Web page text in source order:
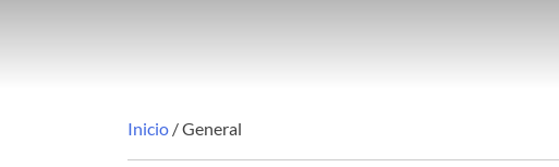
Inicio / General